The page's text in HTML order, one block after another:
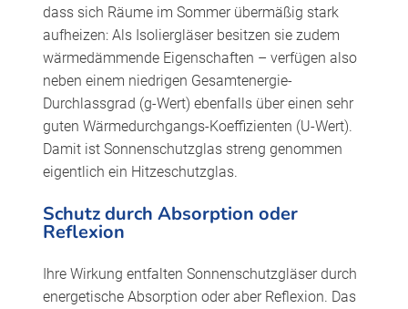
dass sich Räume im Sommer übermäßig stark
aufheizen: Als Isoliergläser besitzen sie zudem
wärmedämmende Eigenschaften – verfügen also
neben einem niedrigen Gesamtenergie-
Durchlassgrad (g-Wert) ebenfalls über einen sehr
guten Wärmedurchgangs-Koeffizienten (U-Wert).
Damit ist Sonnenschutzglas streng genommen
eigentlich ein Hitzeschutzglas.
Schutz durch Absorption oder
Reflexion
Ihre Wirkung entfalten Sonnenschutzgläser durch
energetische Absorption oder aber Reflexion. Das